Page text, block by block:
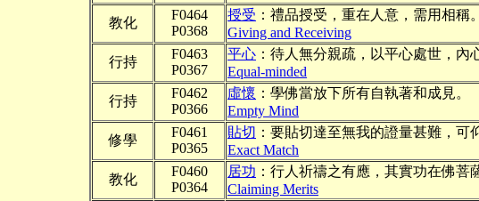
教化
F0464
P0368
授受 ：禮品授受，重在人意，需用相稱。
Giving and Receiving
行持
F0463
P0367
平心 ：待人無分親疏，以平心處世，內
Equal-minded
行持
F0462
P0366
虛懷 ：學佛當放下所有自執著和成見。
Empty Mind
修學
F0461
P0365
貼切 ：要貼切達至無我的證量甚難，可
Exact Match
教化
F0460
P0364
居功 ：行人祈禱之有應，其實功在佛菩
Claiming Merits